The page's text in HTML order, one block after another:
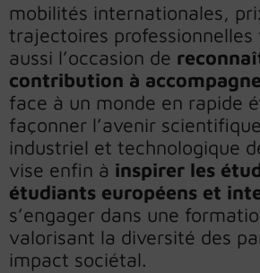
mobilités internationales,
trajectoires professionnelles
aussi l’occasion de
contribution à
face à un monde en rapide
façonner l’avenir
industriel et technologique
vise enfin à inspirer les
étudiants européens et
s’engager dans une
valorisant la diversité des
impact sociétal.